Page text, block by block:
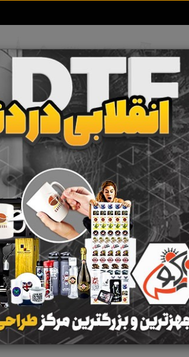
تعرفه آگهی ها خبرهای سایت
نتایج جستجو برای برچسبسایا